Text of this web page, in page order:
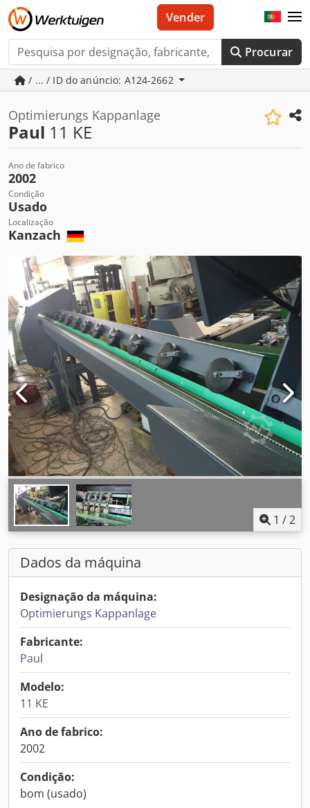
Procurar
Vender
/ ... / ID do anúncio: A124-2662
Optimierungs Kappanlage
Paul 11 KE
Ano de fabrico
2002
Condição
Usado
Localização
Kanzach
1 /2
Dados da máquina
Designação da máquina:
Optimierungs Kappanlage
Fabricante:
Paul
Modelo:
11 KE
Ano de fabrico:
2002
Condição:
bom (usado)